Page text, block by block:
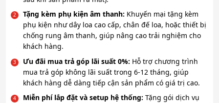
Tặng kèm phụ kiện âm thanh: Khuyến mại tặng kèm
phụ kiện như dây loa cao cấp, chân đế loa, hoặc thiết bị
chống rung âm thanh, giúp nâng cao trải nghiệm cho
khách hàng.
Ưu đãi mua trả góp lãi suất 0%: Hỗ trợ chương trình
mua trả góp không lãi suất trong 6-12 tháng, giúp
khách hàng dễ dàng tiếp cận sản phẩm có giá trị cao.
Miễn phí lắp đặt và setup hệ thống: Tặng gói dịch vụ